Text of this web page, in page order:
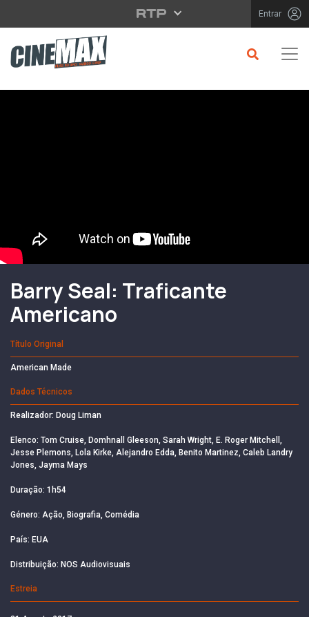
Saltar para o conteúdo principal Entrar
Filme em Cartaz
Barry Seal: Traficante
Americano
Título Original
American Made
Dados Técnicos
Realizador: Doug Liman
Elenco: Tom Cruise, Domhnall Gleeson, Sarah Wright, E. Roger Mitchell,
Jesse Plemons, Lola Kirke, Alejandro Edda, Benito Martinez, Caleb Landry
Jones, Jayma Mays
Duração: 1h54
Género: Ação, Biografia, Comédia
País: EUA
Distribuição: NOS Audiovisuais
Estreia